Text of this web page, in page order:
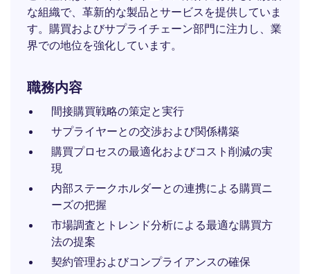
な組織で、革新的な製品とサービスを提供していま
す。購買およびサプライチェーン部門に注力し、業
界での地位を強化しています。
職務内容
間接購買戦略の策定と実行
サプライヤーとの交渉および関係構築
購買プロセスの最適化およびコスト削減の実
現
内部ステークホルダーとの連携による購買ニ
ーズの把握
市場調査とトレンド分析による最適な購買方
法の提案
契約管理およびコンプライアンスの確保